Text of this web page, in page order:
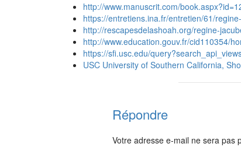
http://www.manuscrit.com/
https://entretiens.ina.fr/entretien/61/
http://rescapesdelashoah.org/regine-
http://www.education.gouv.fr/cid110354/
https://sfi.usc.edu/
USC University of Southern California,
Répondre
Votre adresse e-mail ne sera pas